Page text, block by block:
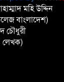
মহি উদ্দিন
বাংলাদেশ)
চৌধুরী
লেখক)